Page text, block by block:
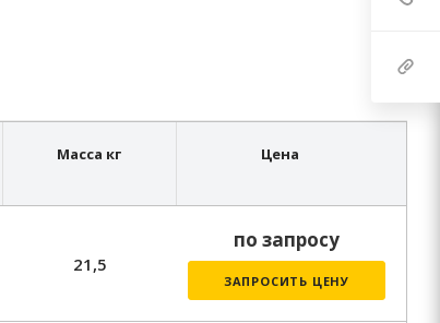
Масса кг Цена
21,5
по запросу
ЗАПРОСИТЬ ЦЕНУ